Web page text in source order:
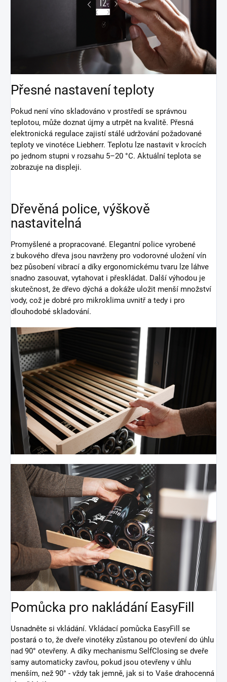
Přesné nastavení teploty
Pokud není víno skladováno v prostředí se správnou
teplotou, může doznat újmy a utrpět na kvalitě. Přesná
elektronická regulace zajistí stálé udržování požadované
teploty ve vinotéce Liebherr. Teplotu lze nastavit v krocích
po jednom stupni v rozsahu 5–20 °C. Aktuální teplota se
zobrazuje na displeji.
Dřevěná police, výškově
nastavitelná
Promyšlené a propracované. Elegantní police vyrobené
z bukového dřeva jsou navrženy pro vodorovné uložení vín
bez působení vibrací a díky ergonomickému tvaru lze láhve
snadno zasouvat, vytahovat i přeskládat. Další výhodou je
skutečnost, že dřevo dýchá a dokáže uložit menší množství
vody, což je dobré pro mikroklima uvnitř a tedy i pro
dlouhodobé skladování.
Pomůcka pro nakládání EasyFill
Usnadněte si vkládání. Vkládací pomůcka EasyFill se
postará o to, že dveře vinotéky zůstanou po otevření do úhlu
nad 90° otevřeny. A díky mechanismu SelfClosing se dveře
samy automaticky zavřou, pokud jsou otevřeny v úhlu
menším, než 90° - vždy tak jemně, jak si to Vaše drahocenná